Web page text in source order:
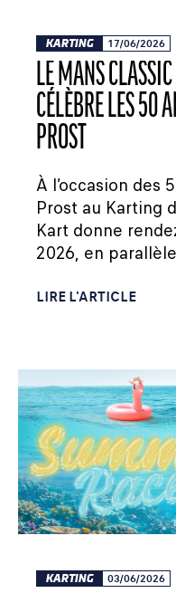
KARTING 17/06/2026
LE MANS
CÉLÈBRE LES 50
PROST
À l’occasion des
Prost au Karting
Kart donne
2026, en
LIRE L'ARTICLE
KARTING 03/06/2026